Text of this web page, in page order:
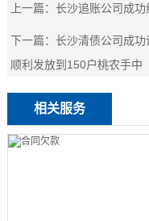
上一篇：长沙追账公司成
下一篇：长沙清债公司成
顺利发放到150户桃农手中
相关服务